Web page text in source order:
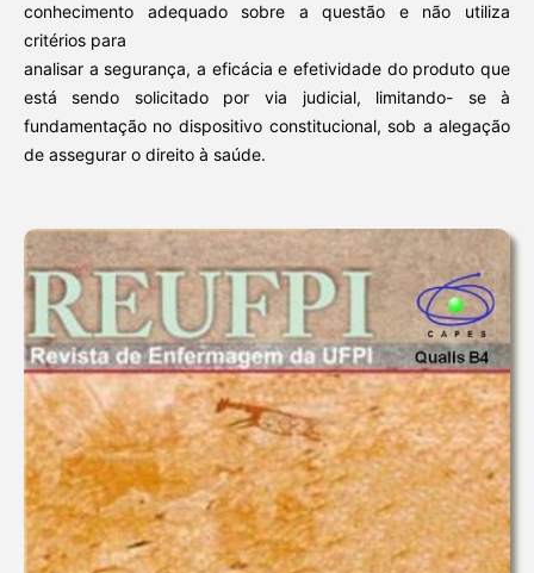
conhecimento adequado sobre a questão e não utiliza
critérios para
analisar a segurança, a eficácia e efetividade do produto que
está sendo solicitado por via judicial, limitando- se à
fundamentação no dispositivo constitucional, sob a alegação
de assegurar o direito à saúde.